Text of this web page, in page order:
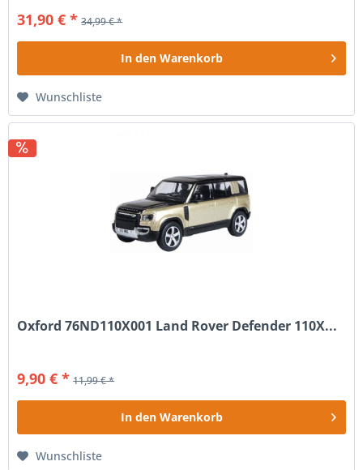
31,90 € * 34,99 € *
In den Warenkorb
Wunschliste
Oxford 76ND110X001 Land Rover Defender 110X...
9,90 € * 11,99 € *
In den Warenkorb
Wunschliste